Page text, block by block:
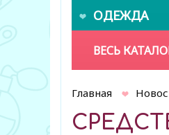
ОДЕЖДА
ВЕСЬ
Главная